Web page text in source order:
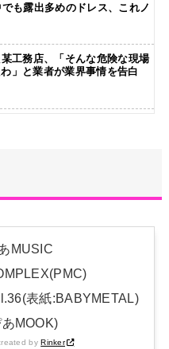
も露出多めのドレス、これノ
工務店、「そんな危険な現場
」と業者が業界事情を告白
w w w
場所で見つかる NEW!
難してきた美少女がグラビア
MUSIC
表紙:BABYMETAL)
あMOOK)
byRinker